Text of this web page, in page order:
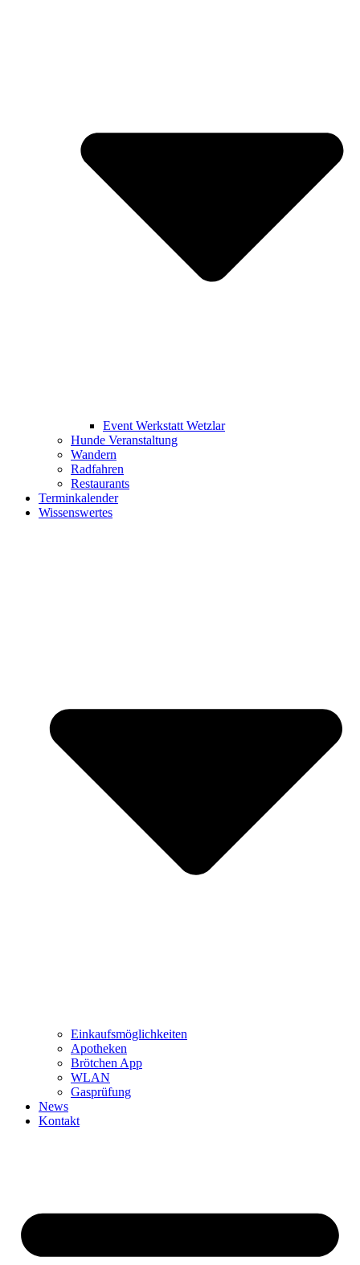
Event Werkstatt Wetzlar
Hunde Veranstaltung
Wandern
Radfahren
Restaurants
Terminkalender
Wissenswertes
Einkaufsmöglichkeiten
Apotheken
Brötchen App
WLAN
Gasprüfung
News
Kontakt